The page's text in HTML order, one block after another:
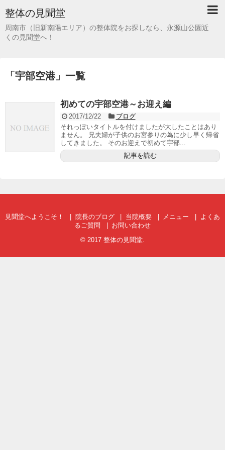
整体の見聞堂
周南市（旧新南陽エリア）の整体院をお探しなら、永源山公園近
くの見聞堂へ！
「 宇部空港」 一覧
初めての宇部空港～お迎え編
2017/12/22
ブログ
それっぽいタイトルを付けましたが大したことはあり
ません。 兄夫婦が子供のお宮参りの為に少し早く帰省
してきました。 そのお迎えで初めて宇部...
記事を読む
見聞堂へようこそ！ 院長のブログ 当院概要 メニュー
よくあ
るご質問
お問い合わせ
© 2017 整体の見聞堂.